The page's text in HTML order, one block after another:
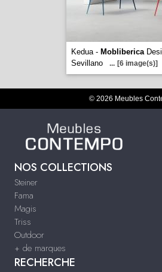
Kedua - Mobliberica
Sevillano
... [6 image(s)]
© 2026 Meubles
NOS COLLECTIONS
Steiner
Fama
Magis
Triss
Outdoor
+ de marques
RECHERCHE